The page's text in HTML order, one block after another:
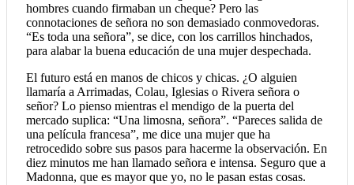
hombres cuando firmaban un cheque? Pero las
connotaciones de señora no son demasiado conmovedoras.
“Es toda una señora”, se dice, con los carrillos hinchados,
para alabar la buena educación de una mujer despechada.
El futuro está en manos de chicos y chicas. ¿O alguien
llamaría a Arrimadas, Colau, Iglesias o Rivera señora o
señor? Lo pienso mientras el mendigo de la puerta del
mercado suplica: “Una limosna, señora”. “Pareces salida de
una película francesa”, me dice una mujer que ha
retrocedido sobre sus pasos para hacerme la observación. En
diez minutos me han llamado señora e intensa. Seguro que a
Madonna, que es mayor que yo, no le pasan estas cosas.